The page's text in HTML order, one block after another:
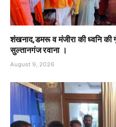
शंखनाद,डमरू व मंजीरा की ध्वनि
सुल्तानगंज रवाना ।
August 9, 2026